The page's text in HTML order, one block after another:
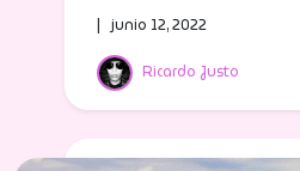
Ricardo Justo
| junio 12, 2022